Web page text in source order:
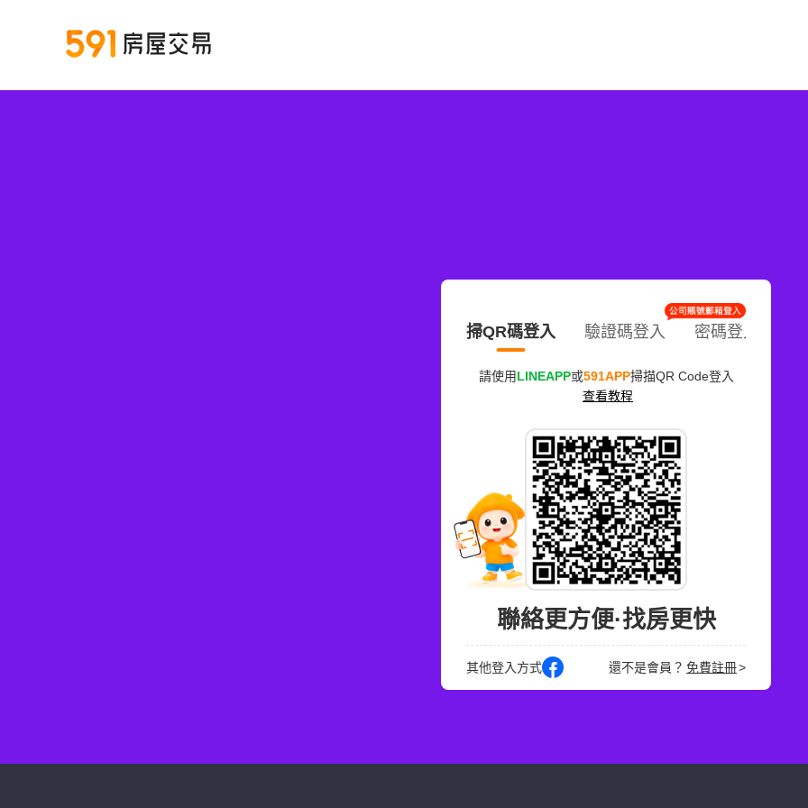
掃QR碼登入 驗證碼登入 密碼登入
請使用LINEAPP或591APP掃描QR Code登入
查看教程
聯絡更方便·找房更快
其他登入方式 還不是會員？ 免費註冊>